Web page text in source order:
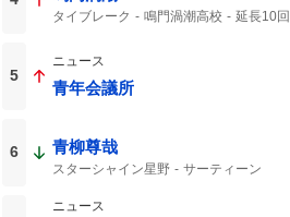
タイブレーク 鳴門渦潮高校
延長10回
2アウト
ビデオ判定
5
ニュース
青年会議所
6 青柳尊哉
スターシャイン星野
サーティーン
仮面ライダーゼッツ
ニュース